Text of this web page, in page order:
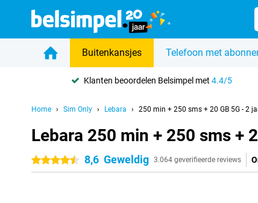
Buitenkansjes Telefoon met
Klanten beoordelen Belsimpel met4.4/5
Home Sim Only Lebara 250 min + 250 sms + 20 GB 5G - 2
Lebara 250 min + 250 sms +
4.5 sterren
8,6 Geweldig 3.064 geverifieerde reviews